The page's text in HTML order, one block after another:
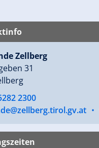
Zellberg
31
2300
•